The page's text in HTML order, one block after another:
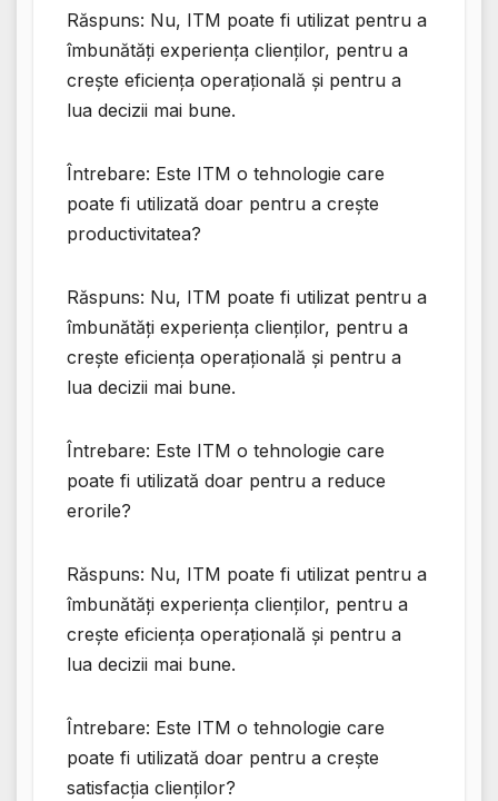
Răspuns: Nu, ITM poate fi utilizat pentru a
îmbunătăți experiența clienților, pentru a
crește eficiența operațională și pentru a
lua decizii mai bune.
Întrebare: Este ITM o tehnologie care
poate fi utilizată doar pentru a crește
productivitatea?
Răspuns: Nu, ITM poate fi utilizat pentru a
îmbunătăți experiența clienților, pentru a
crește eficiența operațională și pentru a
lua decizii mai bune.
Întrebare: Este ITM o tehnologie care
poate fi utilizată doar pentru a reduce
erorile?
Răspuns: Nu, ITM poate fi utilizat pentru a
îmbunătăți experiența clienților, pentru a
crește eficiența operațională și pentru a
lua decizii mai bune.
Întrebare: Este ITM o tehnologie care
poate fi utilizată doar pentru a crește
satisfacția clienților?